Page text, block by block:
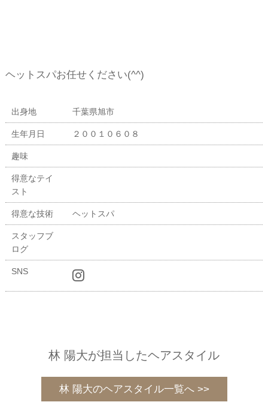
ヘットスパお任せください(^^)
出身地 千葉県旭市
生年月日 ２００１０６０８
趣味
得意なテイ
スト
得意な技術 ヘットスパ
スタッフブ
ログ
SNS
林 陽大が担当したヘアスタイル
林 陽大のヘアスタイル一覧へ >>